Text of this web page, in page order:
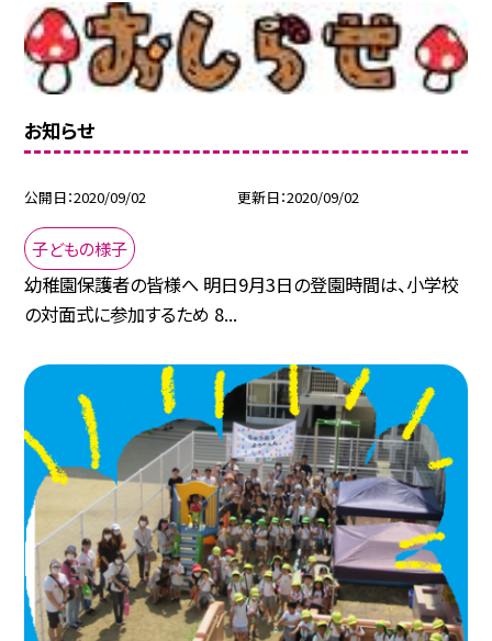
お知らせ
公開日 2020/09/02 更新日 2020/09/02
子どもの様子
幼稚園保護者の皆様へ 明日9月3日の登園時間は、小学校
の対面式に参加するため 8...